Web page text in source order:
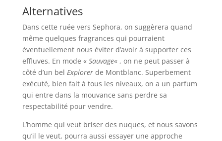
Alternatives
Dans cette ruée vers Sephora, on suggèrera quand
même quelques fragrances qui pourraient
éventuellement nous éviter d’avoir à supporter ces
effluves. En mode « Sauvage« , on ne peut passer à
côté d’un bel Explorer de Montblanc. Superbement
exécuté, bien fait à tous les niveaux, on a un parfum
qui entre dans la mouvance sans perdre sa
respectabilité pour vendre.
L’homme qui veut briser des nuques, et nous savons
qu’il le veut, pourra aussi essayer une approche